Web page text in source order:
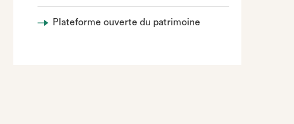
Plateforme ouverte du patrimoine